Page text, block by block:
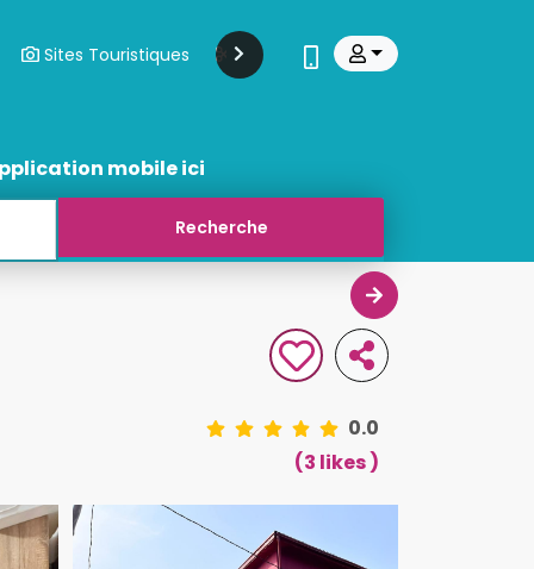
Sites Touristiques Modes Et Beauté
mobile ici
0.0
(3 likes )